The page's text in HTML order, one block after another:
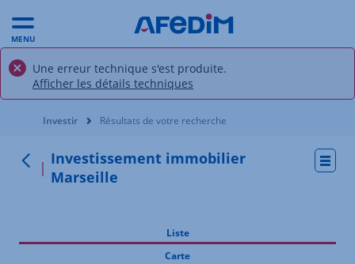
MENU
Une erreur technique s'est produite.
Afficher les détails techniques
Vous êtes ici:
Investir Résultats de votre recherche
Retour
Investissement immobilier
Marseille
Liste
Carte